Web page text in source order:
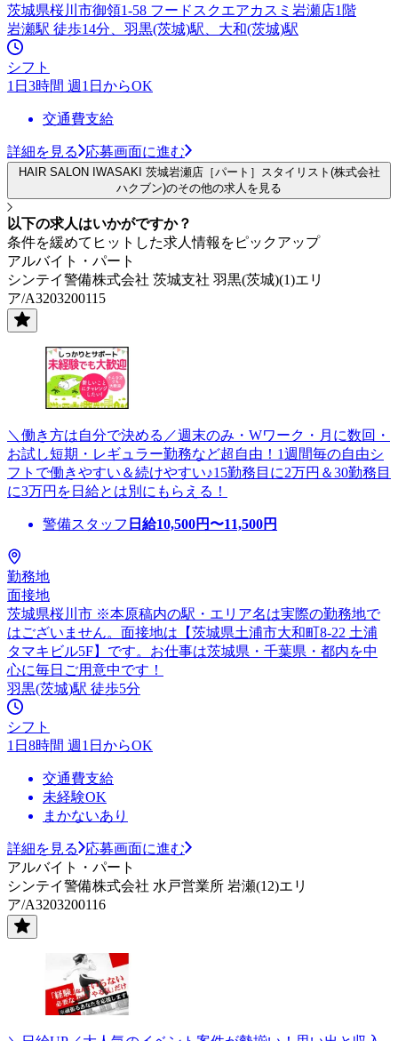
茨城県桜川市御領1-58 フードスクエアカスミ岩瀬店1階
岩瀬駅 徒歩14分、羽黒(茨城)駅、大和(茨城)駅
シフト
1日3時間 週1日からOK
交通費支給
詳細を見る 応募画面に進む
HAIR SALON IWASAKI 茨城岩瀬店［パート］スタイリスト(株式会社
ハクブン)のその他の求人を見る
以下の求人はいかがですか？
条件を緩めてヒットした求人情報をピックアップ
アルバイト・パート
シンテイ警備株式会社 茨城支社 羽黒(茨城)(1)エリ
ア/A3203200115
＼働き方は自分で決める／週末のみ・Wワーク・月に数回・
お試し短期・レギュラー勤務など超自由！1週間毎の自由シ
フトで働きやすい＆続けやすい♪15勤務目に2万円＆30勤務目
に3万円を日給とは別にもらえる！
警備スタッフ 日給10,500円〜11,500円
勤務地
面接地
茨城県桜川市 ※本原稿内の駅・エリア名は実際の勤務地で
はございません。面接地は【茨城県土浦市大和町8-22 土浦
タマキビル5F】です。お仕事は茨城県・千葉県・都内を中
心に毎日ご用意中です！
羽黒(茨城)駅 徒歩5分
シフト
1日8時間 週1日からOK
交通費支給
未経験OK
まかないあり
詳細を見る
応募画面に進む
アルバイト・パート
シンテイ警備株式会社 水戸営業所 岩瀬(12)エリ
ア/A3203200116